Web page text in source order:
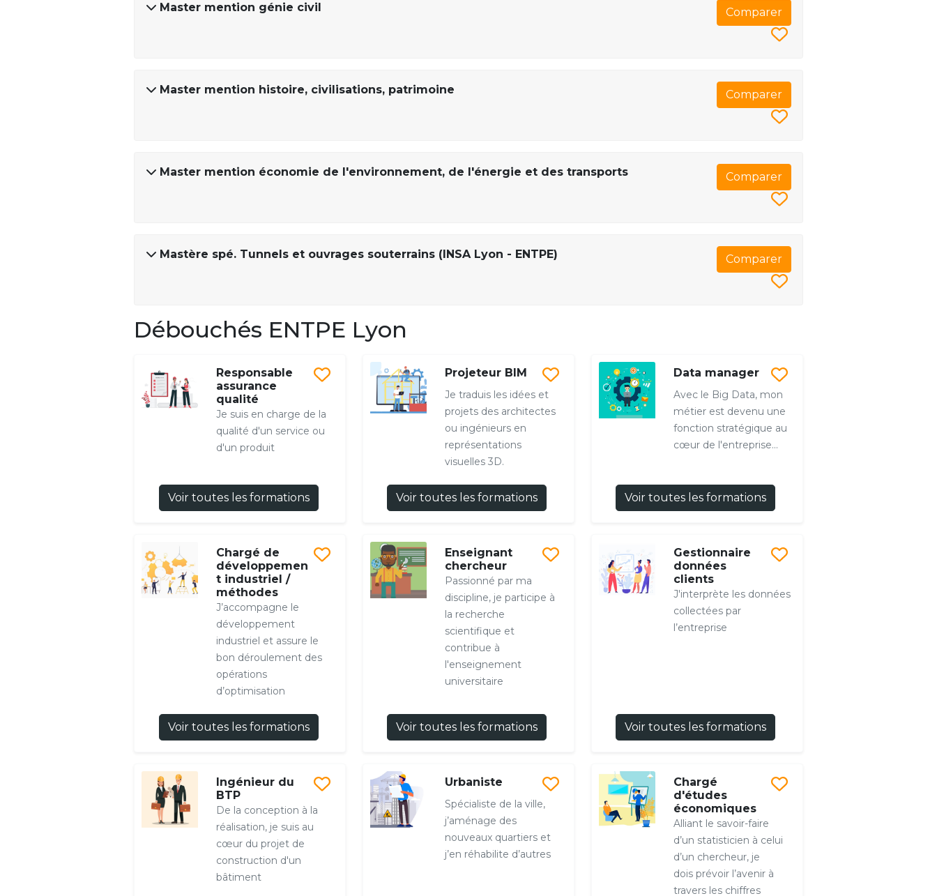
Master mention génie civil Comparer
Master mention histoire, civilisations, patrimoine Comparer
Master mention économie de l'environnement, de l'énergie et des transports Comparer
Mastère spé. Tunnels et ouvrages souterrains (INSA Lyon - ENTPE) Comparer
Débouchés ENTPE Lyon
Responsable
assurance
qualité
Je suis en charge de la
qualité d'un service ou
d'un produit
Voir toutes les formations
Projeteur BIM
Je traduis les idées et
projets des architectes
ou ingénieurs en
représentations
visuelles 3D.
Voir toutes les formations
Data manager
Avec le Big Data, mon
métier est devenu une
fonction stratégique au
cœur de l'entreprise...
Voir toutes les formations
Chargé de
développemen
t industriel /
méthodes
J’accompagne le
développement
industriel et assure le
bon déroulement des
opérations
d’optimisation
Voir toutes les formations
Enseignant
chercheur
Passionné par ma
discipline, je participe à
la recherche
scientifique et
contribue à
l'enseignement
universitaire
Voir toutes les formations
Gestionnaire
données
clients
J'interprète les données
collectées par
l’entreprise
Voir toutes les formations
Ingénieur du
BTP
De la conception à la
réalisation, je suis au
cœur du projet de
construction d'un
bâtiment
Urbaniste
Spécialiste de la ville,
j’aménage des
nouveaux quartiers et
j’en réhabilite d’autres
Chargé
d'études
économiques
Alliant le savoir-faire
d’un statisticien à celui
d’un chercheur, je
dois prévoir l’avenir à
travers les chiffres